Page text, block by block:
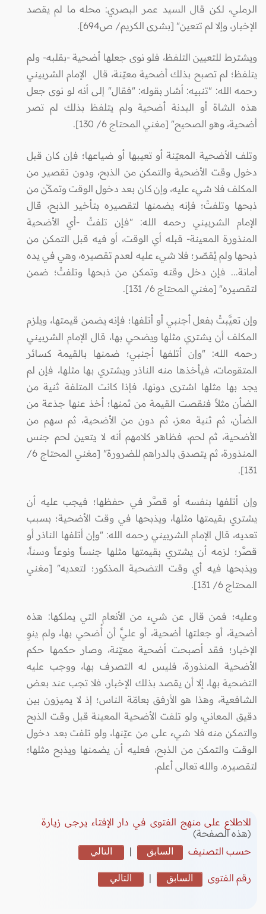
الرملي، لكن قال السيد عمر البصري: محله ما لم يقصد
الإخبار، وإلا لم تتعين" [بشرى الكريم/ ص694].
ويشترط للتعيين التلفظ، فلو نوى جعلها أضحية -بقلبه- ولم
يتلفظ؛ لم تصبح بذلك أضحية معيّنة، قال الإمام الشربيني
رحمه الله: "تنبيه: أشار بقوله: "فقال" إلى أنه لو نوى جعل
هذه الشاة أو البدنة أضحية ولم يتلفظ بذلك لم تصر
أضحية، وهو الصحيح" [مغني المحتاج 6/ 130].
وتلف الأضحية المعيّنة أو تعيبها أو ضياعها؛ فإن كان قبل
دخول وقت الأضحية والتمكن من الذبح، ودون تقصير من
المكلف فلا شيء عليه، وإن كان بعد دخول الوقت وتمكّن من
ذبحها وتلفتْ؛ فإنه يضمنها لتقصيره بتأخير الذبح، قال
الإمام الشربيني رحمه الله: "فإن تلفتْ -أي الأضحية
المنذورة المعينة- قبله أي الوقت، أو فيه قبل التمكن من
ذبحها ولم يُقصّر؛ فلا شيء عليه لعدم تقصيره، وهي في يده
أمانة... فإن دخل وقته وتمكن من ذبحها وتلفتْ؛ ضمن
لتقصيره" [مغني المحتاج 6/ 131].
وإن تعيَّبتْ بفعل أجنبي أو أتلفها؛ فإنه يضمن قيمتها، ويلزم
المكلف أن يشتري مثلها ويضحي بها، قال الإمام الشربيني
رحمه الله: "وإن أتلفها أجنبي؛ ضمنها بالقيمة كسائر
المتقومات، فيأخذها منه الناذر ويشتري بها مثلها، فإن لم
يجد بها مثلها اشترى دونها، فإذا كانت المتلفة ثنية من
الضأن مثلاً فنقصت القيمة من ثمنها؛ أخذ عنها جذعة من
الضأن، ثم ثنية معز، ثم دون من الأضحية، ثم سهم من
الأضحية، ثم لحم، فظاهر كلامهم أنه لا يتعين لحم جنس
المنذورة، ثم يتصدق بالدراهم للضرورة" [مغني المحتاج 6/
131].
وإن أتلفها بنفسه أو قصَّر في حفظها؛ فيجب عليه أن
يشتري بقيمتها مثلها، ويذبحها في وقت الأضحية؛ بسبب
تعديه، قال الإمام الشربيني رحمه الله: "وإن أتلفها الناذر أو
قصَّر؛ لزمه أن يشتري بقيمتها مثلها جنساً ونوعاً وسناً،
ويذبحها فيه أي وقت التضحية المذكور؛ لتعديه" [مغني
المحتاج 6/ 131].
وعليه؛ فمن قال عن شيء من الأنعام التي يملكها: هذه
أضحية، أو جعلتها أضحية، أو عليَّ أن أُضحي بها، ولم ينوِ
الإخبار؛ فقد أصبحت أضحية معيّنة، وصار حكمها حكم
الأضحية المنذورة، فليس له التصرف بها، ووجب عليه
التضحية بها، إلا أن يقصد بذلك الإخبار، فلا تجب عند بعض
الشافعية، وهذا هو الأرفق بعامّة الناس؛ إذ لا يميزون بين
دقيق المعاني، ولو تلفت الأضحية المعينة قبل وقت الذبح
والتمكن منه فلا شيء على من عيّنها، ولو تلفت بعد دخول
الوقت والتمكن من الذبح، فعليه أن يضمنها ويذبح مثلها؛
لتقصيره. والله تعالى أعلم.
للاطلاع على منهج الفتوى في دار الإفتاء يرجى زيارة
(هذه الصفحة)
حسب التصنيف
السابق | التالي
رقم الفتوى السابق | التالي